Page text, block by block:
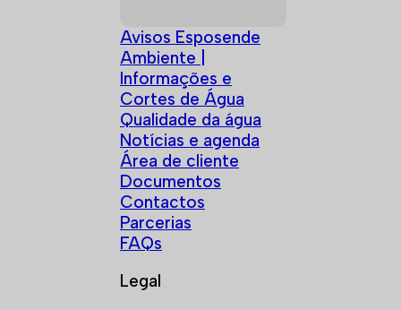
Avisos Esposende
Ambiente |
Informações e
Cortes de Água
Qualidade da água
Notícias e agenda
Área de cliente
Documentos
Contactos
Parcerias
FAQs
Legal